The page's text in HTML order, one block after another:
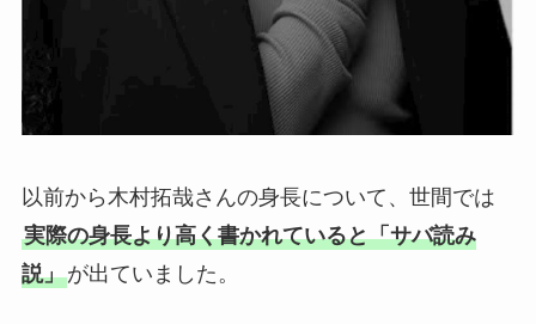
以前から木村拓哉さんの身長について、世間では
実際の身長より高く書かれていると「サバ読み
説」が出ていました。